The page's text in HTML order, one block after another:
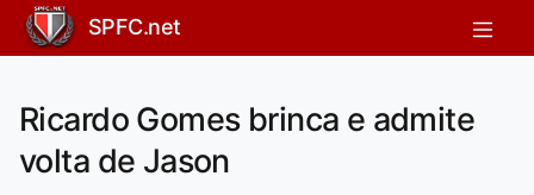
SPFC.net
Ricardo Gomes brinca e admite
volta de Jason